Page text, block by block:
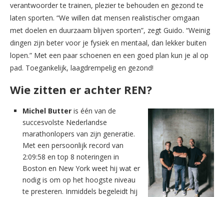
verantwoorder te trainen, plezier te behouden en gezond te
laten sporten. “We willen dat mensen realistischer omgaan
met doelen en duurzaam blijven sporten”, zegt Guido. “Weinig
dingen zijn beter voor je fysiek en mentaal, dan lekker buiten
lopen.” Met een paar schoenen en een goed plan kun je al op
pad. Toegankelijk, laagdrempelig en gezond!
Wie zitten er achter REN?
Michel Butter is één van de
succesvolste Nederlandse
marathonlopers van zijn generatie.
Met een persoonlijk record van
2:09:58 en top 8 noteringen in
Boston en New York weet hij wat er
nodig is om op het hoogste niveau
te presteren. Inmiddels begeleidt hij